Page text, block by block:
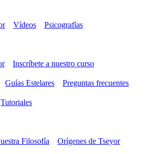
Vídeos Psicografías
Inscríbete a nuestro curso
Guías Estelares
Preguntas frecuentes
Tutoriales
Filosofía
Orígenes de Tseyor